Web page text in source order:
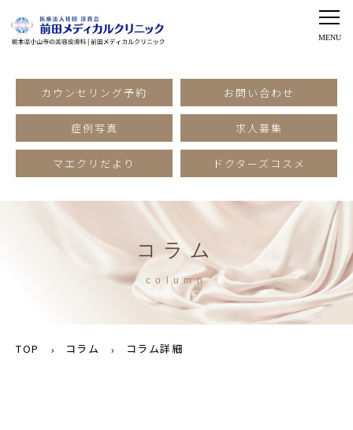
カウンセリング予約 お問い合わせ
症例写真 求人募集
マエクリだより ドクターズコスメ
コラム
column
TOP コラム コラム詳細